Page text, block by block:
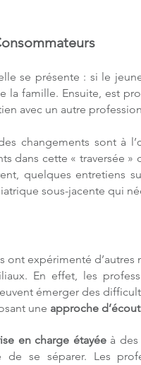
se présente : si le
la famille. Ensuite, est
avec un autre
changements sont à
dans cette « traversée
quelques entretiens
sous-jacente qui
ont expérimenté
En effet, les
émerger des
une approche
en charge étayéeà des
se séparer. Les